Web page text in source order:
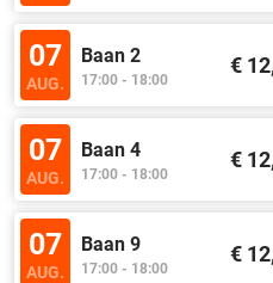
07
AUG.
Baan 2
17:00 - 18:00
€
07
AUG.
Baan 4
17:00 - 18:00
€
07
AUG.
Baan 9
17:00 - 18:00
€